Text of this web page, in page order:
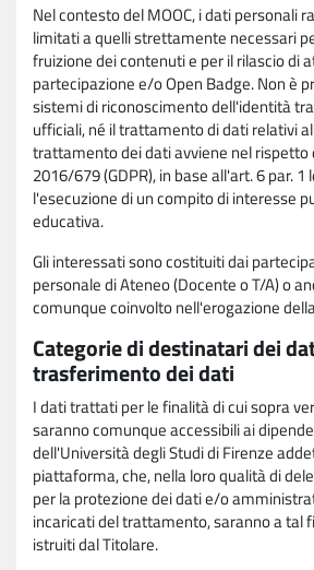
Nel contesto del MOOC, i dati personali
limitati a quelli strettamente necessari
fruizione dei contenuti e per il rilascio di
partecipazione e/o Open Badge. Non è
sistemi di riconoscimento dell'identità
ufficiali, né il trattamento di dati relativi
trattamento dei dati avviene nel rispetto
2016/679 (GDPR), in base all'art. 6 par. 1
l'esecuzione di un compito di interesse
educativa.
Gli interessati sono costituiti dai
personale di Ateneo (Docente o T/A) o
comunque coinvolto nell'erogazione
Categorie di destinatari dei
trasferimento dei dati
I dati trattati per le finalità di cui sopra
saranno comunque accessibili ai
dell'Università degli Studi di Firenze
piattaforma, che, nella loro qualità di
per la protezione dei dati e/o
incaricati del trattamento, saranno a tal
istruiti dal Titolare.